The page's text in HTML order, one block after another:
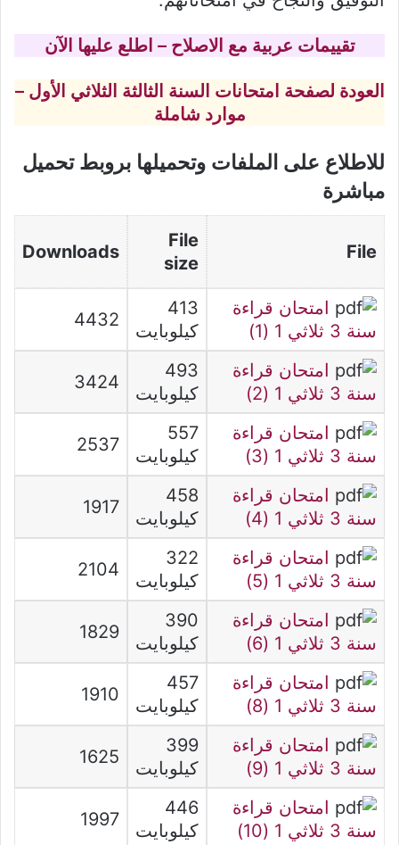
تقييمات عربية مع الاصلاح – اطلع عليها الآن
العودة لصفحة امتحانات السنة الثالثة الثلاثي الأول –
موارد شاملة
للاطلاع على الملفات وتحميلها بروبط تحميل
مباشرة
File
File
size
Downloads
امتحان قراءة
سنة 3 ثلاثي 1 (1)
413
كيلوبايت
4432
امتحان قراءة
سنة 3 ثلاثي 1 (2)
493
كيلوبايت
3424
امتحان قراءة
سنة 3 ثلاثي 1 (3)
557
كيلوبايت
2537
امتحان قراءة
سنة 3 ثلاثي 1 (4)
458
كيلوبايت
1917
امتحان قراءة
سنة 3 ثلاثي 1 (5)
322
كيلوبايت
2104
امتحان قراءة
سنة 3 ثلاثي 1 (6)
390
كيلوبايت
1829
امتحان قراءة
سنة 3 ثلاثي 1 (8)
457
كيلوبايت
1910
امتحان قراءة
سنة 3 ثلاثي 1 (9)
399
كيلوبايت
1625
امتحان قراءة
سنة 3 ثلاثي 1 (10)
446
كيلوبايت
1997